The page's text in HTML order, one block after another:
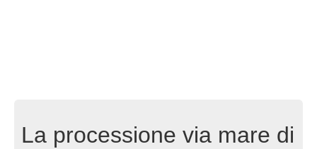
La processione via mare di